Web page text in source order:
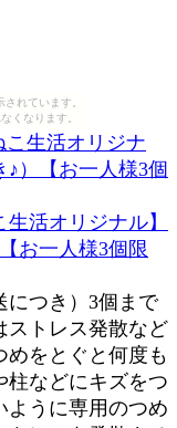
れています。
くなります。
活オリジナル】
お一人様3個限
つき）3個まで
トレス発散など
めをとぐと何度も
柱などにキズをつ
ように専用のつめ